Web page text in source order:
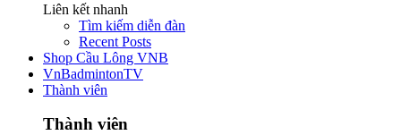
Liên kết nhanh
Tìm kiếm diễn đàn
Recent Posts
Shop Cầu Lông VNB
VnBadmintonTV
Thành viên
Thành viên